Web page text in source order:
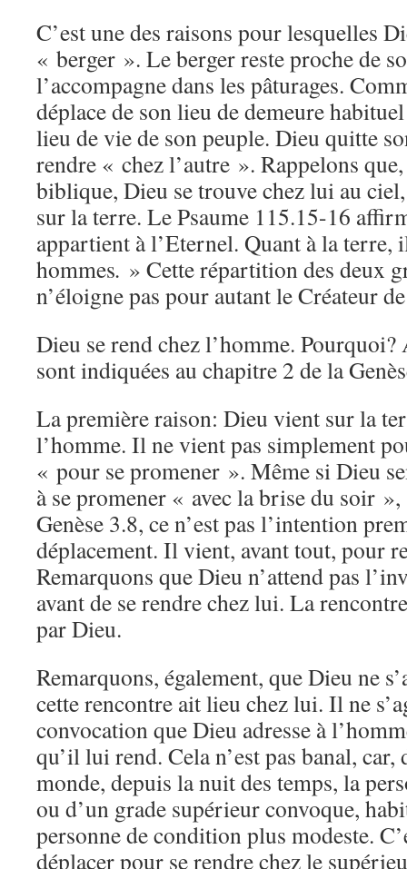
C’est une des raisons pour lesquelles
« berger ». Le berger reste proche de
l’accompagne dans les pâturages.
déplace de son lieu de demeure
lieu de vie de son peuple. Dieu quitte
rendre « chez l’autre ». Rappelons
biblique, Dieu se trouve chez lui au
sur la terre. Le Psaume 115.15-16
appartient à l’Eternel. Quant à la terre,
hommes. » Cette répartition des deux
n’éloigne pas pour autant le Créateur
Dieu se rend chez l’homme.
sont indiquées au chapitre 2 de la
La première raison: Dieu vient sur la
l’homme. Il ne vient pas simplement
« pour se promener ». Même si Dieu
à se promener « avec la brise du soir
Genèse 3.8, ce n’est pas l’intention
déplacement. Il vient, avant tout, pour
Remarquons que Dieu n’attend pas
avant de se rendre chez lui. La
par Dieu.
Remarquons, également, que Dieu ne
cette rencontre ait lieu chez lui. Il ne
convocation que Dieu adresse à
qu’il lui rend. Cela n’est pas banal, car,
monde, depuis la nuit des temps, la
ou d’un grade supérieur convoque,
personne de condition plus modeste.
déplacer pour se rendre chez le